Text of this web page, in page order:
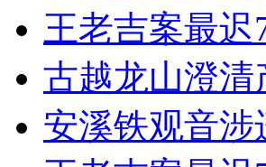
王老吉案最
古越龙山澄
安溪铁观音涉